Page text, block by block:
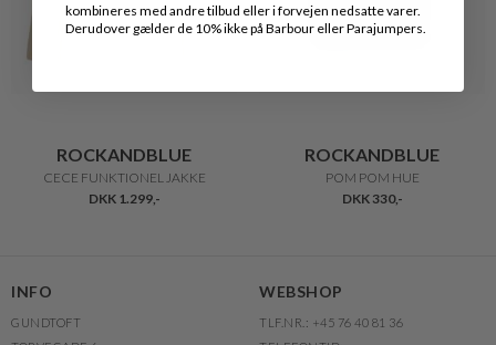
ROCKANDBLUE
CECE FUNKTIONEL JAKKE
DKK 1.299,-
ROCKANDBLUE
POM POM HUE
DKK 330,-
INFO
GUNDTOFT
WEBSHOP
TLF.NR.: +45 76 40 81 36
kombineres med andre tilbud eller i forvejen nedsatte varer.
Derudover gælder de 10% ikke på Barbour eller Parajumpers.